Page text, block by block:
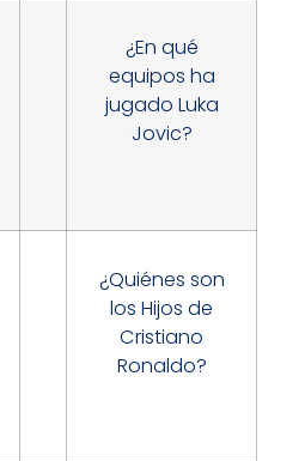
¿En qué
equipos ha
jugado Luka
Jovic?
¿Quiénes son
los Hijos de
Cristiano
Ronaldo?